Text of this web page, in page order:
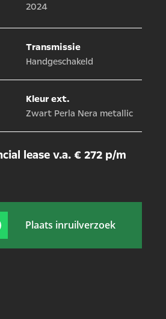
2024
Transmissie
Handgeschakeld
Kleur ext.
Zwart Perla Nera metallic
lease v.a. € 272 p/m
Plaats inruilverzoek